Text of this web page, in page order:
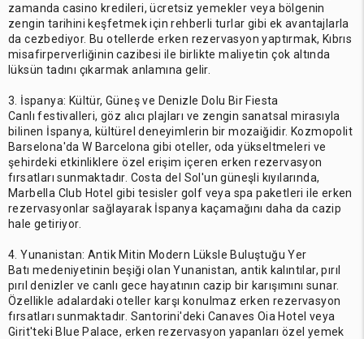
zamanda casino kredileri, ücretsiz yemekler veya bölgenin
zengin tarihini keşfetmek için rehberli turlar gibi ek avantajlarla
da cezbediyor. Bu otellerde erken rezervasyon yaptırmak, Kıbrıs
misafirperverliğinin cazibesi ile birlikte maliyetin çok altında
lüksün tadını çıkarmak anlamına gelir.
3. İspanya: Kültür, Güneş ve Denizle Dolu Bir Fiesta
Canlı festivalleri, göz alıcı plajları ve zengin sanatsal mirasıyla
bilinen İspanya, kültürel deneyimlerin bir mozaiğidir. Kozmopolit
Barselona'da W Barcelona gibi oteller, oda yükseltmeleri ve
şehirdeki etkinliklere özel erişim içeren erken rezervasyon
fırsatları sunmaktadır. Costa del Sol'un güneşli kıyılarında,
Marbella Club Hotel gibi tesisler golf veya spa paketleri ile erken
rezervasyonlar sağlayarak İspanya kaçamağını daha da cazip
hale getiriyor.
4. Yunanistan: Antik Mitin Modern Lüksle Buluştuğu Yer
Batı medeniyetinin beşiği olan Yunanistan, antik kalıntılar, pırıl
pırıl denizler ve canlı gece hayatının cazip bir karışımını sunar.
Özellikle adalardaki oteller karşı konulmaz erken rezervasyon
fırsatları sunmaktadır. Santorini'deki Canaves Oia Hotel veya
Girit'teki Blue Palace, erken rezervasyon yapanları özel yemek